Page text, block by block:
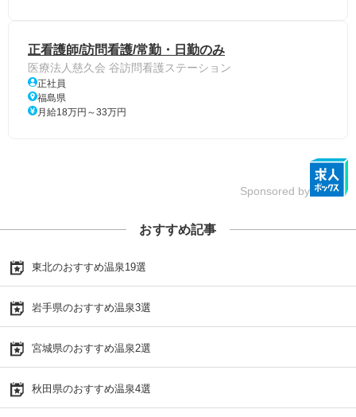
正看護師/訪問看護/常勤・日勤のみ
医療法人慈久会 谷訪問看護ステーション
正社員
福島県
月給18万円～33万円
Sponsored by
おすすめ記事
東北のおすすめ温泉19選
岩手県のおすすめ温泉3選
宮城県のおすすめ温泉2選
秋田県のおすすめ温泉4選